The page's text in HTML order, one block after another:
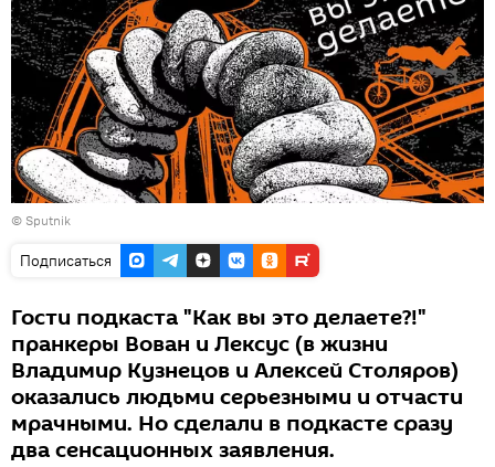
© Sputnik
Подписаться
Гости подкаста "Как вы это делаете?!"
пранкеры Вован и Лексус (в жизни
Владимир Кузнецов и Алексей Столяров)
оказались людьми серьезными и отчасти
мрачными. Но сделали в подкасте сразу
два сенсационных заявления.